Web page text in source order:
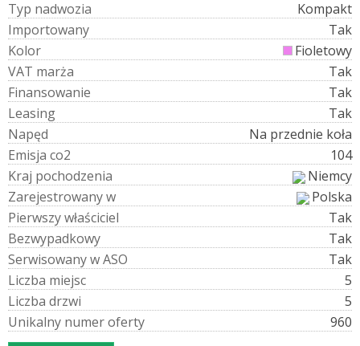
Typ nadwozia
Kompakt
Importowany
Tak
Kolor
Fioletowy
VAT marża
Tak
Finansowanie
Tak
Leasing
Tak
Napęd
Na przednie koła
Emisja co2
104
Kraj pochodzenia
Niemcy
Zarejestrowanyw
Polska
Pierwszywłaściciel
Tak
Bezwypadkowy
Tak
SerwisowanywASO
Tak
Liczba miejsc
5
Liczba drzwi
5
Unikalny numeroferty 960